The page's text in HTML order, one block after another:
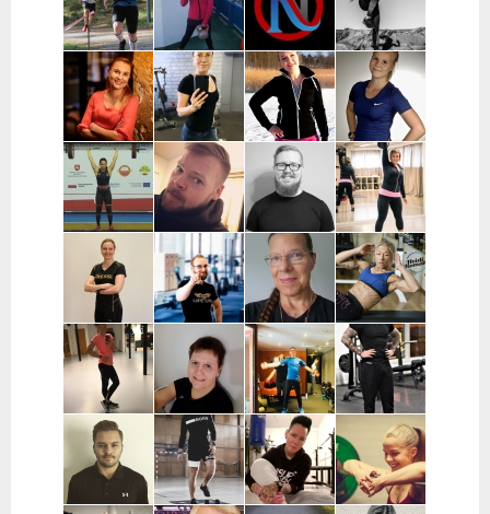
Helsinki,
Vantaa,
Kerava
ja Turku
Pääkaupunkiseutu
Pekka
Kauranen |
Pohjois-
Pohjanmaa
Mervi
Wennerstrand
| Helsinki,
Ranska
Nooa Närväinen |
Pääkaupunkiseutu
Iina
Taijonlahti |
Helsinki
Kaisa
Poikajärvi |
Espoo
Essi Malíková
| Tampere
Mari Koponen |
Pääkaupunkiseutu
Lotta
Ahteneva |
Järvenpää ja
lähiseutu
Jutta Selin |
Pirkanmaa
Ville Suur-
Inkeroinen |
Varsinais-
Suomi
Antti
Kjellman |
Oulu
Jenni
Siponen |
Lohja
Noora Karme |
Espoo ja
Helsinki
Leppänen |
Pirkanmaa
Eeva Beckford
| Espoo ja
Leppävaara
Heidi Ilomäki
| Sastamala
Laura Raisio |
Kärkölä,
Hollola, Lahti,
Lammi
Teija Augustin
| Varsinais-
Suomi, Turku
Kari Timonen
| Lohja
Arttu Kurkela
| Pohjois-
Pohjanmaa